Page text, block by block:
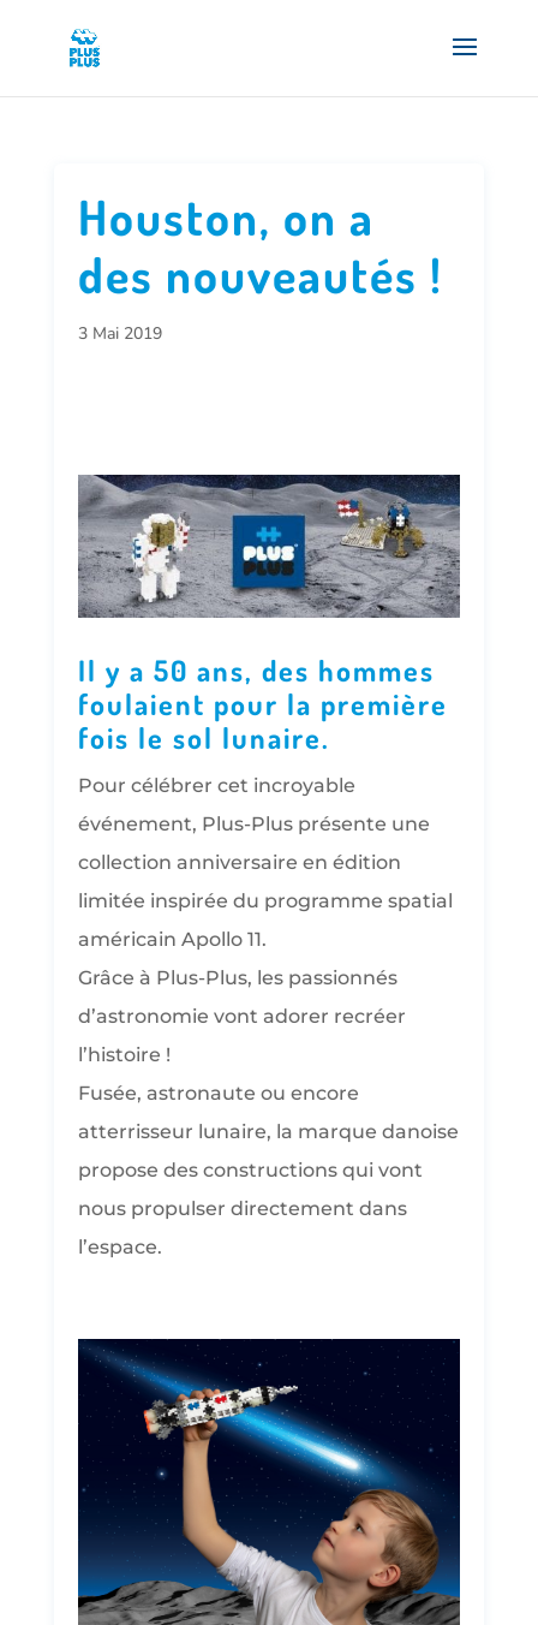
Houston, on a
des nouveautés !
3 Mai 2019
Il y a 50 ans, des hommes
foulaient pour la première
fois le sol lunaire.
Pour célébrer cet incroyable
événement, Plus-Plus présente une
collection anniversaire en édition
limitée inspirée du programme spatial
américain Apollo 11.
Grâce à Plus-Plus, les passionnés
d’astronomie vont adorer recréer
l’histoire !
Fusée, astronaute ou encore
atterrisseur lunaire, la marque danoise
propose des constructions qui vont
nous propulser directement dans
l’espace.